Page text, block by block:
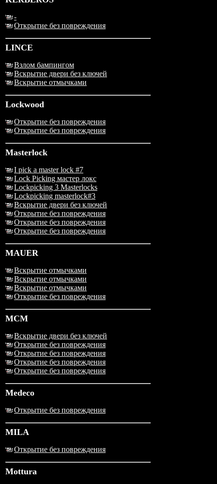
-
Открытие без повреждения
LINCE
Взлом бампингом
Вскрытие двери без ключей
Вскрытие отмычками
Lockwood
Открытие без повреждения
Открытие без повреждения
Masterlock
I pick a master lock #7
Lock Picking мастер локс
Lockpicking 3 Masterlocks
Lockpicking masterlock#3
Вскрытие двери без ключей
Открытие без повреждения
Открытие без повреждения
Открытие без повреждения
MAUER
Вскрытие отмычками
Вскрытие отмычками
Вскрытие отмычками
Открытие без повреждения
MCM
Вскрытие двери без ключей
Открытие без повреждения
Открытие без повреждения
Открытие без повреждения
Открытие без повреждения
Medeco
Открытие без повреждения
MILA
Открытие без повреждения
Mottura